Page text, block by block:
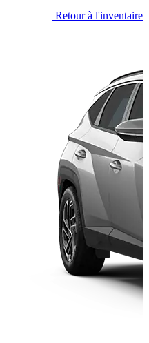
Retour à l'inventaire